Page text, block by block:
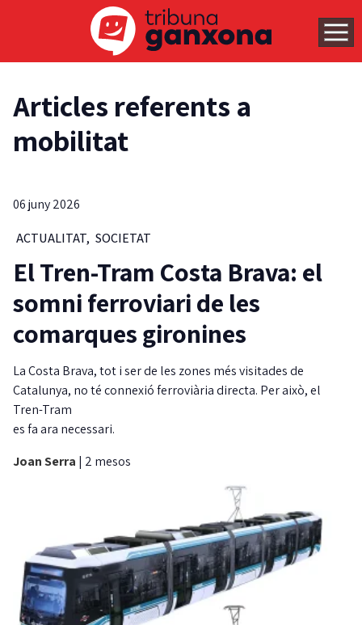
Articles referents a
mobilitat
06 juny 2026
ACTUALITAT, SOCIETAT
El Tren-Tram Costa Brava: el
somni ferroviari de les
comarques gironines
La Costa Brava, tot i ser de les zones més visitades de
Catalunya, no té connexió ferroviària directa. Per això, el
Tren-Tram
es fa ara necessari.
Joan Serra | 2 mesos